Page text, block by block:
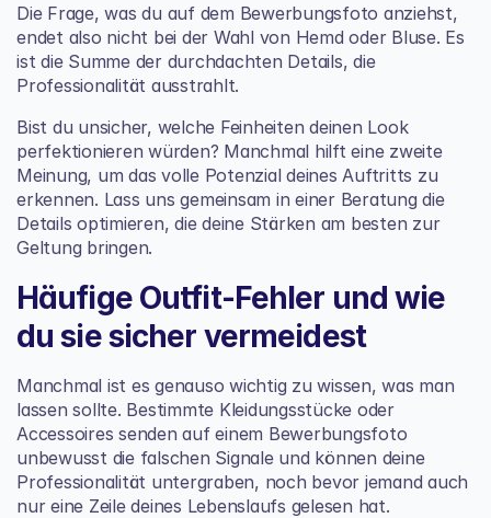
Die Frage, was du auf dem Bewerbungsfoto anziehst,
endet also nicht bei der Wahl von Hemd oder Bluse. Es
ist die Summe der durchdachten Details, die
Professionalität ausstrahlt.
Bist du unsicher, welche Feinheiten deinen Look
perfektionieren würden? Manchmal hilft eine zweite
Meinung, um das volle Potenzial deines Auftritts zu
erkennen. Lass uns gemeinsam in einer Beratung die
Details optimieren, die deine Stärken am besten zur
Geltung bringen.
Häufige Outfit-Fehler und wie
du sie sicher vermeidest
Manchmal ist es genauso wichtig zu wissen, was man
lassen sollte. Bestimmte Kleidungsstücke oder
Accessoires senden auf einem Bewerbungsfoto
unbewusst die falschen Signale und können deine
Professionalität untergraben, noch bevor jemand auch
nur eine Zeile deines Lebenslaufs gelesen hat.